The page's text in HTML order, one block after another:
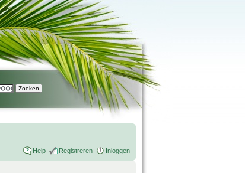
Help Registreren Inloggen